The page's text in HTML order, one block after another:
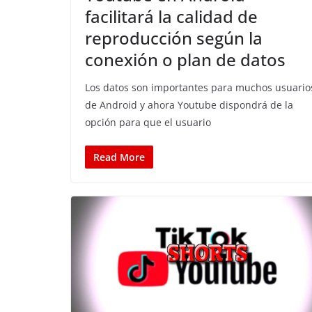
facilitará la calidad de
reproducción según la
conexión o plan de datos
Los datos son importantes para muchos
de Android y ahora Youtube dispondrá de la
opción para que el usuario
Read More